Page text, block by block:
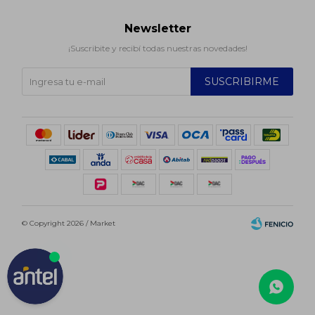
Newsletter
¡Suscribite y recibí todas nuestras novedades!
SUSCRIBIRME
© Copyright 2026 / Market